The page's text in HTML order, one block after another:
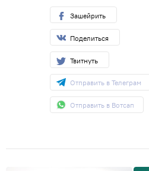
Зашейрить
Поделиться
Твитнуть
Отправить в Телеграм
Отправить в Вотсап